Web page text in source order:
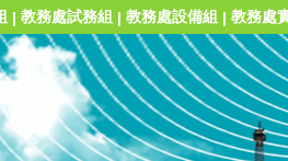
| 教務處試務組 | 教務處設備組 | 教務處